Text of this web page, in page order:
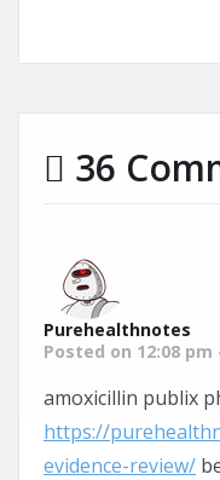
36
Purehealthnotes
Posted on 12:08 pm
amoxicillin publix
https://
evidence-review/